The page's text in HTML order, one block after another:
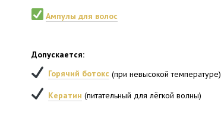
Ампулы для волос
Допускается:
Горячий ботокс (при невысокой температуре)
Кератин (питательный для лёгкой волны)